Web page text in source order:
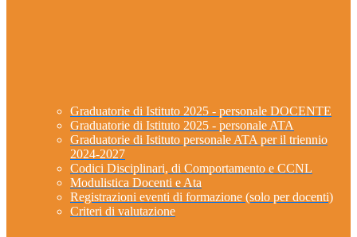
Graduatorie di Istituto 2025 - personale DOCENTE
Graduatorie di Istituto 2025 - personale ATA
Graduatorie di Istituto personale ATA per il triennio
2024-2027
Codici Disciplinari, di Comportamento e CCNL
Modulistica Docenti e Ata
Registrazioni eventi di formazione (solo per docenti)
Criteri di valutazione